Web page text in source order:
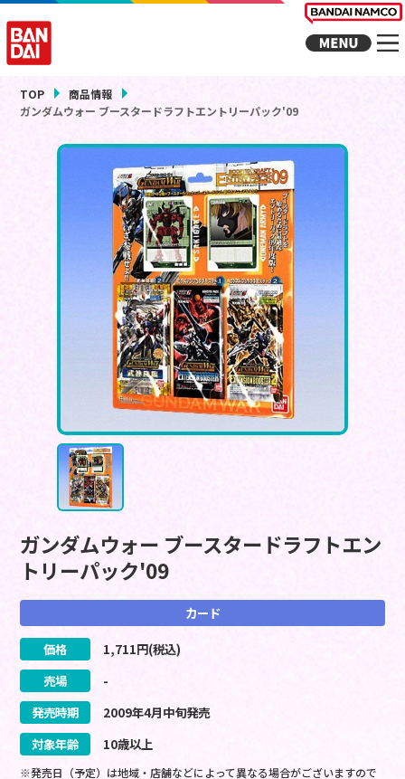
TOP
商品情報
ガンダムウォー ブースタードラフトエントリーパック'09
ガンダムウォー ブースタードラフトエン
トリーパック'09
カード
価格 1,711円(税込)
売場
-
発売時期
2009年4月中旬発売
対象年齢
10歳以上
※発売日（予定）は地域・店舗などによって異なる場合がございますので